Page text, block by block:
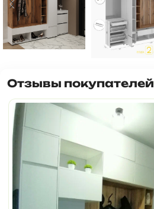
Отзывы покупателей